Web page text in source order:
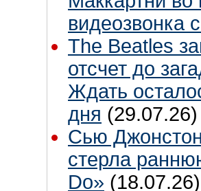
видеозвонка
The Beatles
отсчет до
Ждать
дня (29.07.26)
Сью
стерла
Do» (18.07.26)